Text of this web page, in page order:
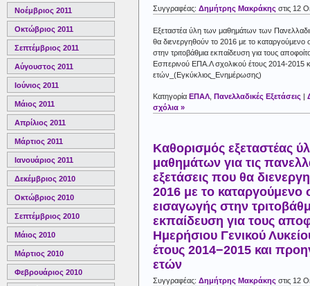
Νοέμβριος 2011
Οκτώβριος 2011
Σεπτέμβριος 2011
Αύγουστος 2011
Ιούνιος 2011
Μάιος 2011
Απρίλιος 2011
Μάρτιος 2011
Ιανουάριος 2011
Δεκέμβριος 2010
Οκτώβριος 2010
Σεπτέμβριος 2010
Μάιος 2010
Μάρτιος 2010
Φεβρουάριος 2010
Συγγραφέας: Δημήτρης Μακράκης στις 12
Εξεταστέα ύλη των μαθημάτων των
θα διενεργηθούν το 2016 με το καταργούμενο
στην τριτοβάθμια εκπαίδευση για τους
Εσπερινού ΕΠΑ.Λ σχολικού έτους 2014-2015
ετών_(Εγκύκλιος_Ενημέρωσης)
Κατηγορία ΕΠΑΛ Πανελλαδικές Εξετάσεις |
σχόλια »
Καθορισμός εξεταστέας
μαθημάτων για τις
εξετάσεις που θα
2016 με το καταργούμενο
εισαγωγής στην
εκπαίδευση για τους
Ημερήσιου Γενικού
έτους 2014−2015 και
ετών
Συγγραφέας: Δημήτρης Μακράκης στις 12